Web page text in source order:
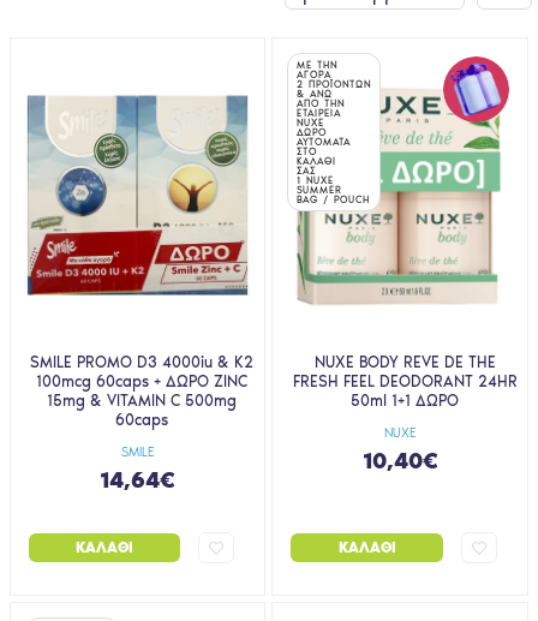
SMILE
SMILE PROMO D3 4000iu & K2
100mcg 60caps + ΔΩΡΟ ZINC
15mg & VITAMIN C 500mg
60caps
14,64€
ΚΑΛΆΘΙ
ΜΕ ΤΗΝ
ΑΓΟΡΑ
2 ΠΡΟΪΟΝΤΩΝ
& ΑΝΩ
ΑΠΟ ΤΗΝ
ΕΤΑΙΡΕΙΑ
NUXE
ΔΩΡΟ
ΑΥΤΟΜΑΤΑ
ΣΤΟ
ΚΑΛΑΘΙ
ΣΑΣ
1 NUXE
SUMMER
BAG / POUCH
NUXE
NUXE BODY REVE DE THE
FRESH FEEL DEODORANT 24HR
50ml 1+1 ΔΩΡΟ
10,40€
ΚΑΛΆΘΙ